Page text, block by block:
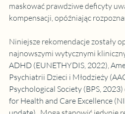
maskować prawdziwe deficyty
kompensacji, opóźniając
Niniejsze rekomendacje zostały
najnowszymi wytycznymi
ADHD (EUNETHYDIS, 2022) ,
Psychiatrii Dzieci i Młodzieży
Psychological Society (BPS, 2023)
for Health and Care Excellence